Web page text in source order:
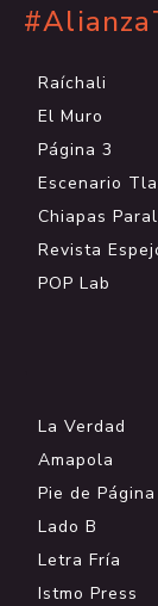
Raíchali
El Muro
Página 3
Escenario
Chiapas
Revista
POP Lab
La Verdad
Amapola
Pie de Página
Lado B
Letra Fría
Istmo Press